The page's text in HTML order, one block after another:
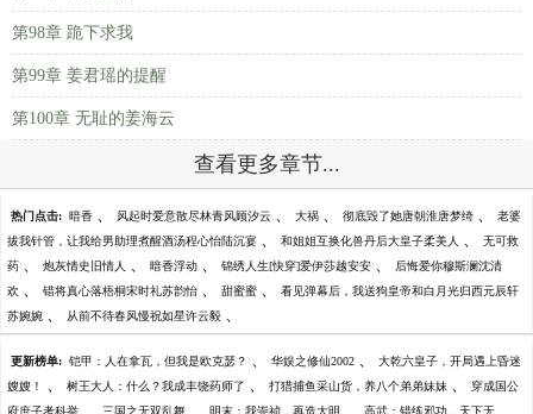
第98章 跪下求我
第99章 姜君瑶的提醒
第100章 无耻的姜海云
查看更多章节...
热门点击: 暗香 、 风起时爱意散尽林青风顾汐云 、 大祸 、 彻底毁了她唐朝淮唐梦绮 、 老婆
拔我针管，让我给男助理煮醒酒汤程心怡陆沉宴 、 和姐姐互换化兽丹后大皇子柔美人 、 无可救
药 、 炮灰情史旧情人 、 暗香浮动 、 锦绣人生[快穿]爱伊莎越安安 、 后悔爱你穆斯澜沈清
欢 、 错将真心落梧桐宋时礼苏韵怡 、 甜蜜蜜 、 看见弹幕后，我送狗皇帝和白月光归西元辰轩
苏婉婉 、 从前不待春风慢祝如星许云毅 、
更新榜单: 铠甲：人在拿瓦，但我是欧克瑟？ 、 华娱之修仙2002 、 大乾六皇子，开局遇上昏迷
嫂嫂！ 、 树王大人：什么？我成丰饶药师了 、 打猎捕鱼采山货，养八个弟弟妹妹 、 穿成国公
府庶子考科举 三国之无双乱舞 明末：我崇祯，再造大明 高武：错练邪功，天下无